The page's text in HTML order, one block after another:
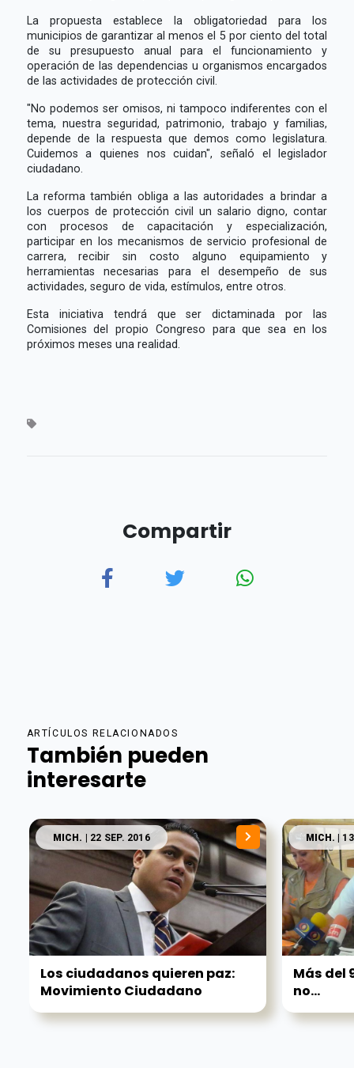
La propuesta establece la obligatoriedad para los
municipios de garantizar al menos el 5 por ciento del total
de su presupuesto anual para el funcionamiento y
operación de las dependencias u organismos encargados
de las actividades de protección civil.
"No podemos ser omisos, ni tampoco indiferentes con el
tema, nuestra seguridad, patrimonio, trabajo y familias,
depende de la respuesta que demos como legislatura.
Cuidemos a quienes nos cuidan", señaló el legislador
ciudadano.
La reforma también obliga a las autoridades a brindar a
los cuerpos de protección civil un salario digno, contar
con procesos de capacitación y especialización,
participar en los mecanismos de servicio profesional de
carrera, recibir sin costo alguno equipamiento y
herramientas necesarias para el desempeño de sus
actividades, seguro de vida, estímulos, entre otros.
Esta iniciativa tendrá que ser dictaminada por las
Comisiones del propio Congreso para que sea en los
próximos meses una realidad.
Compartir
ARTÍCULOS RELACIONADOS
También pueden
interesarte
MICH. | 22 SEP. 2016
Los ciudadanos quieren paz:
Movimiento Ciudadano
MICH. |
Más del
no...